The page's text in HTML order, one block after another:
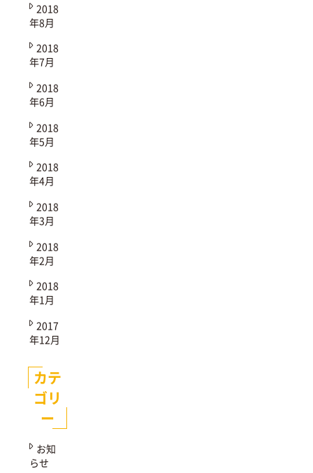
2018
年8月
2018
年7月
2018
年6月
2018
年5月
2018
年4月
2018
年3月
2018
年2月
2018
年1月
2017
年12月
カテ
ゴリ
ー
お知
らせ